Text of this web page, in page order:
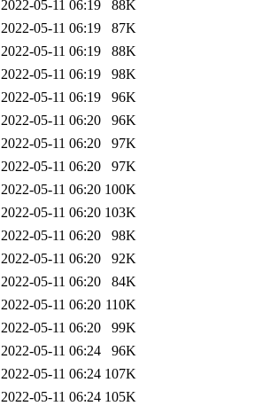
2022-05-11 06:19
88K
2022-05-11 06:19
87K
2022-05-11 06:19
88K
2022-05-11 06:19
98K
2022-05-11 06:19
96K
2022-05-11 06:20
96K
2022-05-11 06:20
97K
2022-05-11 06:20
97K
2022-05-11 06:20 100K
2022-05-11 06:20 103K
2022-05-11 06:20
98K
2022-05-11 06:20
92K
2022-05-11 06:20
84K
2022-05-11 06:20 110K
2022-05-11 06:20
99K
2022-05-11 06:24
96K
2022-05-11 06:24 107K
2022-05-11 06:24 105K